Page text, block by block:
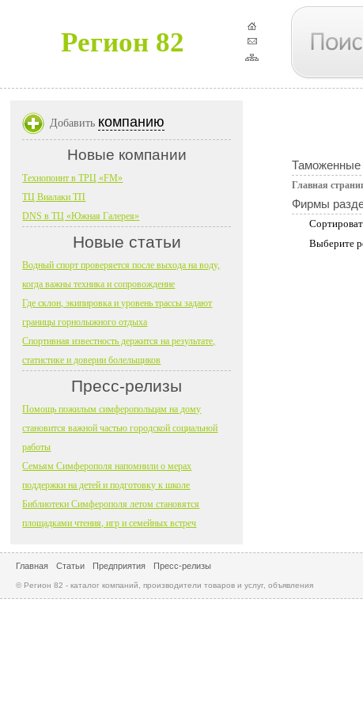
Регион 82
Таможенные
Главная
Фирмы
Выберите
Добавить компанию
Новые компании
Технопоинт в ТРЦ «FM»
ТЦ Виалаки ТП
DNS в ТЦ «Южная Галерея»
Новые статьи
Водный спорт проверяется после выхода на воду,
когда важны техника и сопровождение
Где склон, экипировка и уровень трассы задают
границы горнолыжного отдыха
Спортивная известность держится на результате,
статистике и доверии болельщиков
Пресс-релизы
Помощь пожилым симферопольцам на дому
становится важной частью городской социальной
работы
Семьям Симферополя напомнили о мерах
поддержки на детей и подготовку к школе
Библиотеки Симферополя летом становятся
площадками чтения, игр и семейных встреч
Главная Статьи Предприятия Пресс-релизы
© Регион 82 - каталог компаний, производители товаров и услуг, объявления